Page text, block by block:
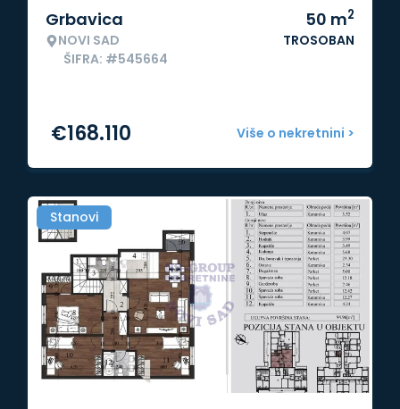
Grbavica
NOVI SAD
ŠIFRA: #545664
50 m2
TROSOBAN
Više o nekretnini >
€168.110
Stanovi